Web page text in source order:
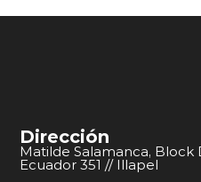
Dirección
Matilde Salamanca, Block
Ecuador 351 // Illapel